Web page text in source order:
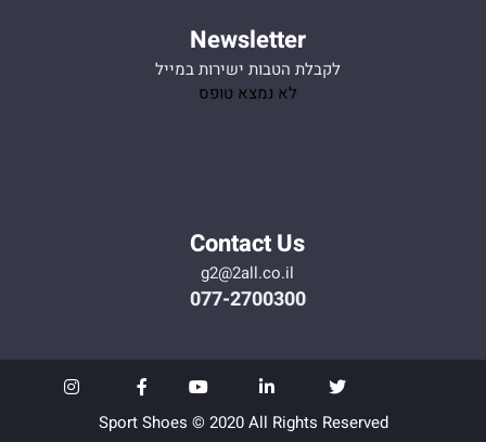
Newsletter
לקבלת הטבות ישירות במייל
לא נמצא טופס
Contact Us
g2@2all.co.il
077-2700300
Sport Shoes © 2020 All Rights Reserved